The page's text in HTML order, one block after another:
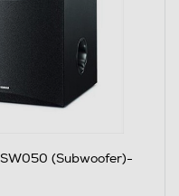
(Subwoofer)-